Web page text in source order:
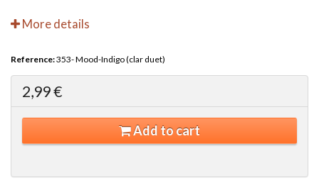
More details
Reference:353- Mood-Indigo (clar duet)
2,99 €
Add to cart